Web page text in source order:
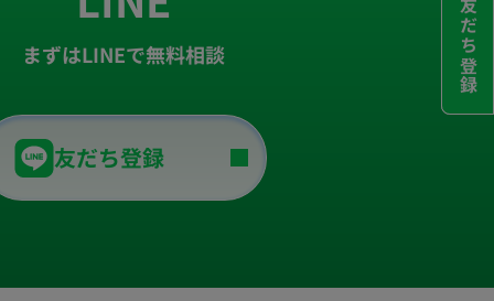
友だち登録
まずはLINEで無料相談
友だち登録